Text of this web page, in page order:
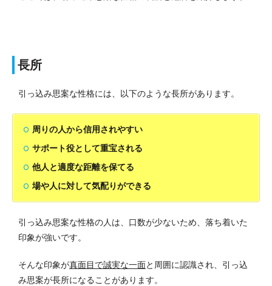
長所
引っ込み思案な性格には、以下のような長所があります。
周りの人から信用されやすい
サポート役として重宝される
他人と適度な距離を保てる
場や人に対して気配りができる
引っ込み思案な性格の人は、口数が少ないため、落ち着いた
印象が強いです。
そんな印象が真面目で誠実な一面と周囲に認識され、引っ込
み思案が長所になることがあります。